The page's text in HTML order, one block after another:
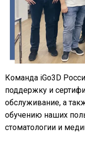
Команда iGo3D
поддержку и
обслуживание, а
обучению наших
стоматологии и